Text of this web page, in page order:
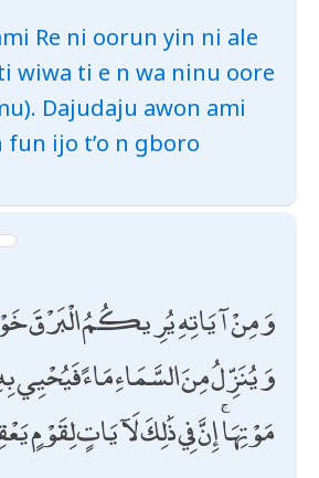
Re ni oorun yin ni ale
wiwa ti e n wa ninu oore
Dajudaju awon ami
ijo t’o n gboro
وَمِنْ آيَاتِهِ يُرِيكُمُ الْبَرْقَ
وَيُنَزِّلُ مِنَ السَّمَاءِ مَاءً فَيُحْيِي
مَوْتِهَا ۚ إِنَّ فِي ذَٰلِكَ لَآيَاتٍ لِقَوْمٍ